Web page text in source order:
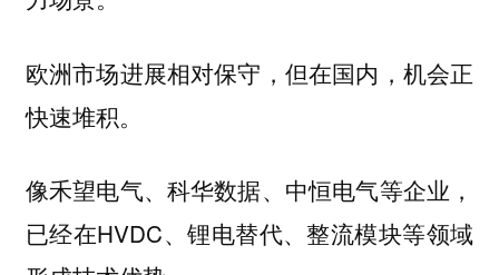
欧洲市场进展相对保守，但在国内，机会正
快速堆积。
像禾望电气、科华数据、中恒电气等企业，
已经在HVDC、锂电替代、整流模块等领域